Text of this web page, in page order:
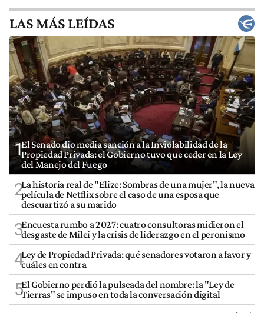
LAS MÁS LEÍDAS
1El Senado dio media sanción a la Inviolabilidad de la
Propiedad Privada: el Gobierno tuvo que ceder en la Ley
del Manejo del Fuego
2La historia real de "Elize: Sombras de una mujer", la nueva
película de Netflix sobre el caso de una esposa que
descuartizó a su marido
3Encuesta rumbo a 2027: cuatro consultoras midieron el
desgaste de Milei y la crisis de liderazgo en el peronismo
4Ley de Propiedad Privada: qué senadores votaron a favor y
cuáles en contra
5El Gobierno perdió la pulseada del nombre: la "Ley de
Tierras" se impuso en toda la conversación digital